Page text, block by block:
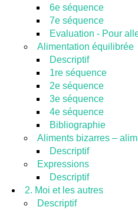
6e séquence
7e séquence
Evaluation - Pour
Alimentation équilibrée
Descriptif
1re séquence
2e séquence
3e séquence
4e séquence
Bibliographie
Aliments bizarres –
Descriptif
Expressions
Descriptif
2. Moi et les autres
Descriptif